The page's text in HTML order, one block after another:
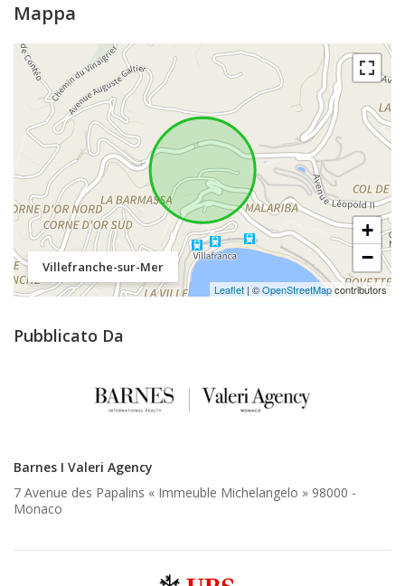
Mappa
Villefranche-sur-Mer
+
−
Leaflet | ©OpenStreetMapcontributors
Pubblicato Da
Barnes I Valeri Agency
7 Avenue des Papalins « Immeuble Michelangelo » 98000 -
Monaco